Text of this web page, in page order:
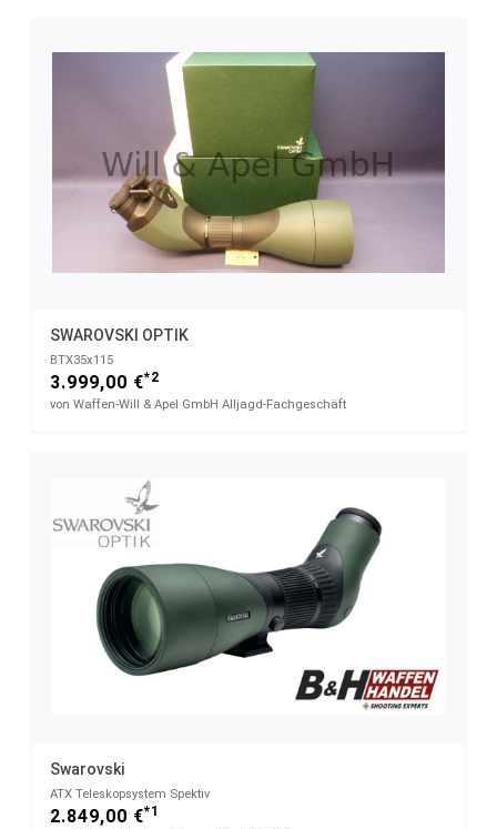
SWAROVSKI OPTIK
BTX35x115
3.999,00 €*2
von Waffen-Will & Apel GmbH Alljagd-Fachgeschäft
Swarovski
ATX Teleskopsystem Spektiv
2.849,00 €*1